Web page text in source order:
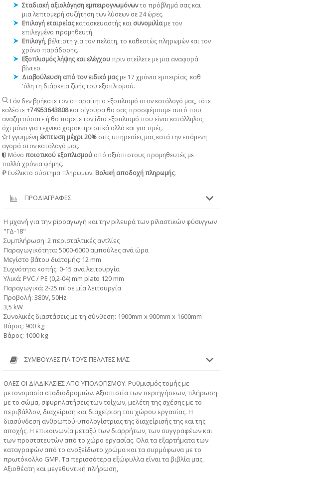
Σταδιακή αξιολόγηση εμπειρογνωμόνωντο πρόβλημά σας και
μια λεπτομερή συζήτηση των λύσεων σε 24 ώρες.
Επιλογή εταιρείαςκατασκευαστής και συνομιλίαμε τον
επιλεγμένο προμηθευτή.
Επιλογή, βέλτιστη για τον πελάτη, το καθεστώς πληρωμών και τον
χρόνο παράδοσης.
Εξοπλισμός λήψης και ελέγχουπριν στείλετε με μια αναφορά
βίντεο.
Διαβούλευση από τον ειδικό μαςμε 17 χρόνια εμπειρίας καθ
'όλη τη διάρκεια ζωής του εξοπλισμού.
Εάν δεν βρήκατε τον απαραίτητο εξοπλισμό στον κατάλογό μας, τότε
καλέστε+74953643808και σίγουρα θα σας προσφέρουμε αυτό που
αναζητούσατε ή θα πάρετε τον ίδιο εξοπλισμό που είναι κατάλληλος
όχι μόνο για τεχνικά χαρακτηριστικά αλλά και για τιμές.
Εγγυημένη έκπτωση μέχρι 20% στις υπηρεσίες μας κατά την επόμενη
αγορά στον κατάλογό μας.
Μόνο ποιοτικού εξοπλισμού από αξιόπιστους προμηθευτές με
πολλά χρόνια φήμης.
Ευέλικτο σύστημα πληρωμών. Βολική αποδοχή πληρωμής.
ΠΡΟΔΙΑΓΡΑΦΕΣ
Η μχανή για την piροαγωγή και την piλευρά των piλαστικών φύσιγγων
"ΓΔ-18"
Συμπλήρωση: 2 περισταλτικές αντλίες
Παραγωγικότητα: 5000-6000 αμπούλες ανά ώρα
Μεγίστο βάτου διατομής: 12 mm
Συχνότητα κοπής: 0-15 ανά λειτουργία
Υλικά: PVC / PE (0,2-04) mm plato 120 mm
Παραγωγικά: 2-25 ml σε μία λειτουργία
Προβολή: 380V, 50Hz
3,5 kW
Συνολικές διαστάσεις με τη σύνθεση: 1900mm x 900mm x 1600mm
Βάρος: 900 kg
Βάρος: 1000 kg
ΣΥΜΒΟΥΛΈΣ ΓΙΑ ΤΟΥΣ ΠΕΛΆΤΕΣ ΜΑΣ
ΟΛΕΣ ΟΙ ΔΙΑΔΙΚΑΣΙΕΣ ΑΠΟ ΥΠΟΛΟΓΙΣΜΟΥ. Ρυθμισμός τομής με
μετονομασία σταδιοδρομιών. Αξιοπιστία των περιηγήσεων, πλήρωση
με το σώμα, σφυρηλατήσεις των τοίχων, μελέτη της σχέσης με το
περιβάλλον, διαχείριση και διαχείριση του χώρου εργασίας. Η
διασύνδεση ανθρωπού-υπολογίστριας της διαχείρισής της και της
αποχής. Η επικοινωνία μεταξύ των διαρρήτων, των συγγραφέων και
των προστατευτών από το χώρο εργασίας. Ολα τα εξαρτήματα των
καταγραφών από το ανοξείδωτο χρώμα και τα συρμόφωνα με το
πρωτόκολλο GMP. Τα περισσότερα εξώφυλλα είναι τα βιβλία μας.
Αξιοθέατη και μεγεθυντική πλήρωση,